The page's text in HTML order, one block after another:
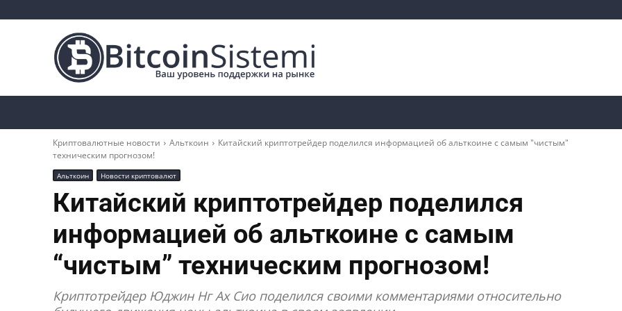
Криптовалютные новости Альткоин
Китайский криптотрейдер поделился информацией об альткоине с самым "чистым"
техническим прогнозом!
Альткоин Новости криптовалют
Китайский криптотрейдер поделился
информацией об альткоине с самым
“чистым” техническим прогнозом!
Криптотрейдер Юджин Нг Ах Сио поделился своими комментариями относительно